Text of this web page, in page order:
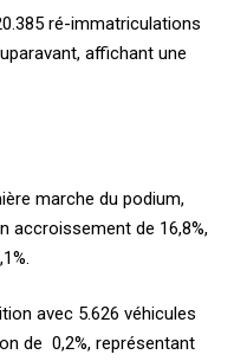
ré-immatriculations
affichant une
marche du podium,
accroissement de 16,8%,
avec 5.626 véhicules
de 0,2%, représentant